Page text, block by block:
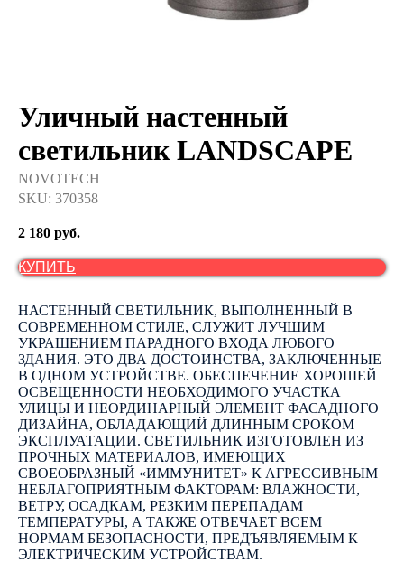
Уличный настенный
светильник LANDSCAPE
NOVOTECH
SKU: 370358
2 180 руб.
КУПИТЬ
НАСТЕННЫЙ СВЕТИЛЬНИК, ВЫПОЛНЕННЫЙ В
СОВРЕМЕННОМ СТИЛЕ, СЛУЖИТ ЛУЧШИМ
УКРАШЕНИЕМ ПАРАДНОГО ВХОДА ЛЮБОГО
ЗДАНИЯ. ЭТО ДВА ДОСТОИНСТВА, ЗАКЛЮЧЕННЫЕ
В ОДНОМ УСТРОЙСТВЕ. ОБЕСПЕЧЕНИЕ ХОРОШЕЙ
ОСВЕЩЕННОСТИ НЕОБХОДИМОГО УЧАСТКА
УЛИЦЫ И НЕОРДИНАРНЫЙ ЭЛЕМЕНТ ФАСАДНОГО
ДИЗАЙНА, ОБЛАДАЮЩИЙ ДЛИННЫМ СРОКОМ
ЭКСПЛУАТАЦИИ. СВЕТИЛЬНИК ИЗГОТОВЛЕН ИЗ
ПРОЧНЫХ МАТЕРИАЛОВ, ИМЕЮЩИХ
СВОЕОБРАЗНЫЙ «ИММУНИТЕТ» К АГРЕССИВНЫМ
НЕБЛАГОПРИЯТНЫМ ФАКТОРАМ: ВЛАЖНОСТИ,
ВЕТРУ, ОСАДКАМ, РЕЗКИМ ПЕРЕПАДАМ
ТЕМПЕРАТУРЫ, А ТАКЖЕ ОТВЕЧАЕТ ВСЕМ
НОРМАМ БЕЗОПАСНОСТИ, ПРЕДЪЯВЛЯЕМЫМ К
ЭЛЕКТРИЧЕСКИМ УСТРОЙСТВАМ.